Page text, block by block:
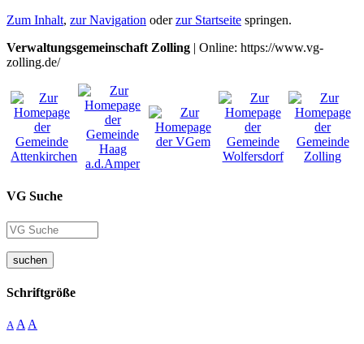
Zum Inhalt, zur Navigation oderzur Startseite springen.
Verwaltungsgemeinschaft Zolling | Online: https://www.vg-
zolling.de/
VG Suche
suchen
Schriftgröße
A A A